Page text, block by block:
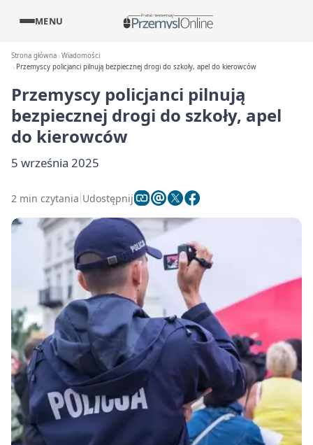
MENU
Strona główna Wiadomości
Przemyscy policjanci pilnują bezpiecznej drogi do szkoły, apel do kierowców
Przemyscy policjanci pilnują
bezpiecznej drogi do szkoły, apel
do kierowców
5 września 2025
2 min czytania Udostępnij